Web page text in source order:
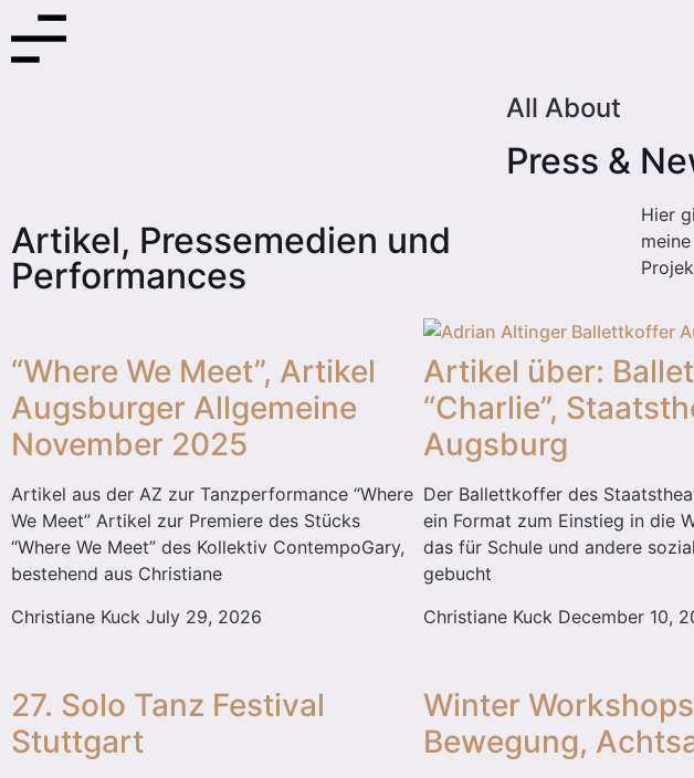
All About
Press &
Artikel, Pressemedien und
Performances
Hier
“Where We Meet”, Artikel
Augsburger Allgemeine
November 2025
Artikel aus der AZ zur Tanzperformance “Where
We Meet” Artikel zur Premiere des Stücks
“Where We Meet” des Kollektiv ContempoGary,
bestehend aus Christiane
Christiane Kuck July 29, 2026
Artikel über:
“Charlie”,
Augsburg
Der Ballettkoffer des
ein Format zum Einstieg in die
das für Schule und andere
gebucht
Christiane Kuck December 10,
27. Solo Tanz Festival
Stuttgart
Winter
Bewegung,